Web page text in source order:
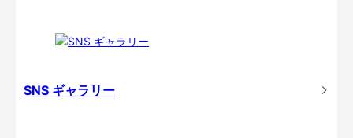
SNS ギャラリー